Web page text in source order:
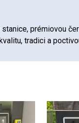
prémiovou
tradici a